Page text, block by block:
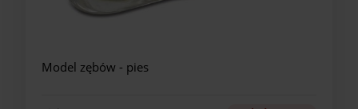
Model zębów - pies